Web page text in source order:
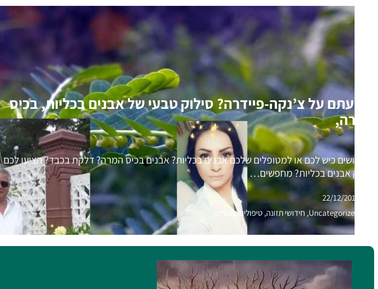
שמעתם על צ’נקה-פיידרה? סילוק טבעי של אבנים בכליות, בכיס
המרה,
מה עושים כיש לכם או למטופלים שלכם אבנים בכליות? אבנים בכיס המרה? דלקת בכבד? הציעו לכם
ריסוק אבנים בכליות? מחפשים…
22/12/2019
Uncategorized, חידושי תזונה, טיפולים טבעיים